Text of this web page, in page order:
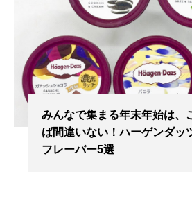
みんなで集まる年末年始は、
ば間違いない！ハーゲンダッ
フレーバー5選